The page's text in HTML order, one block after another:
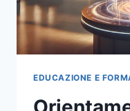
DA
EDUCAZIONE E